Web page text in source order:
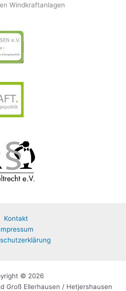
Windkraftanlagen
Kontakt
© 2026
Groß Ellerhausen / Hetjershausen